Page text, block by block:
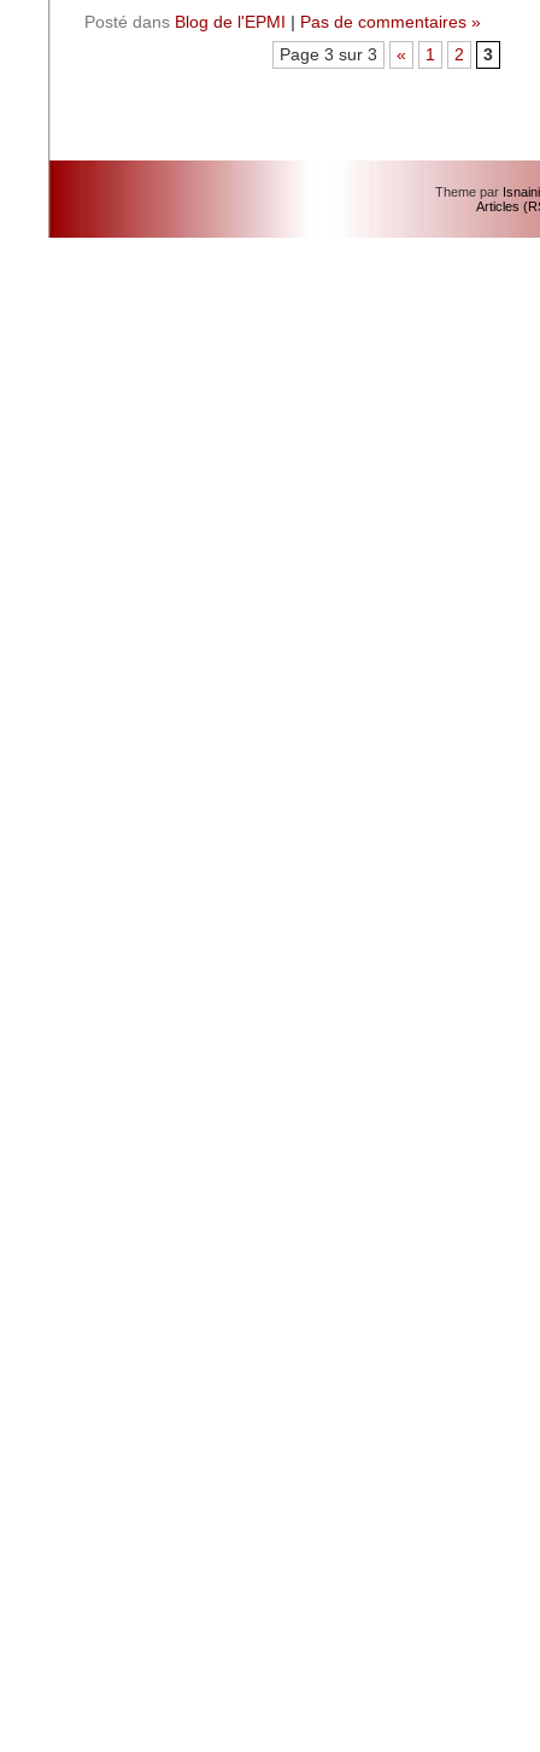
Posté dans Blog de l'EPMI
Pas de commentaires »
Page 3 sur 3
« 1 2 3
Theme par
Articles